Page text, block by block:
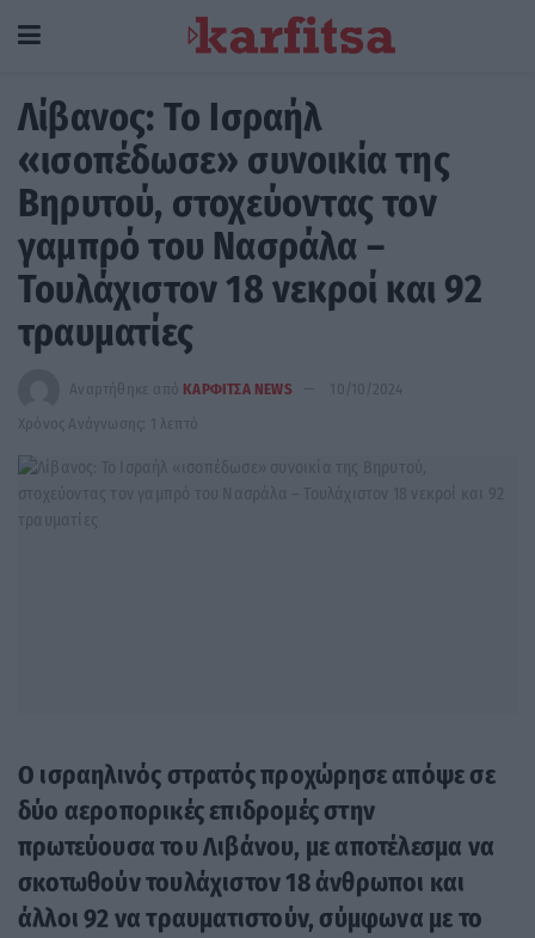
Λίβανος: Το Ισραήλ
«ισοπέδωσε» συνοικία της
Βηρυτού, στοχεύοντας τον
γαμπρό του Νασράλα –
Τουλάχιστον 18 νεκροί και 92
τραυματίες
Αναρτήθηκε από ΚΑΡΦΙΤΣΑ NEWS
10/10/2024
Χρόνος Ανάγνωσης: 1 λεπτό
Ο ισραηλινός στρατός προχώρησε απόψε σε
δύο αεροπορικές επιδρομές στην
πρωτεύουσα του Λιβάνου, με αποτέλεσμα να
σκοτωθούν τουλάχιστον 18 άνθρωποι και
άλλοι 92 να τραυματιστούν, σύμφωνα με το